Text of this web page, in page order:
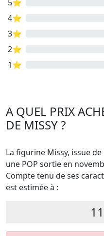
5⭐
4⭐
3⭐
2⭐
1⭐
A QUEL PRIX
DE MISSY ?
La figurine Missy, issue
une POP sortie en
Compte tenu de ses
est estimée à :